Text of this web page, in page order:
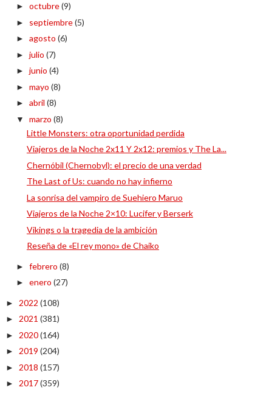
► octubre(9)
► septiembre(5)
► agosto (6)
► julio (7)
► junio (4)
► mayo (8)
► abril (8)
▼ marzo (8)
Little Monsters: otra oportunidad perdida
Viajeros de la Noche 2x11 Y 2x12: premios y The La...
Chernóbil (Chernobyl): el precio de una verdad
The Last of Us: cuando no hay infierno
La sonrisa del vampiro de Suehiero Maruo
Viajeros de la Noche 2×10: Lucifer y Berserk
Vikings o la tragedia de la ambición
Reseña de «El rey mono» de Chaiko
► febrero (8)
► enero (27)
► 2022 (108)
► 2021 (381)
► 2020(164)
► 2019 (204)
► 2018 (157)
► 2017(359)